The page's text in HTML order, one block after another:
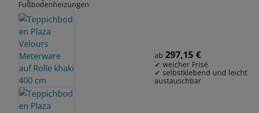
Fußbodenheizungen
Regulärer Preis:
ab 297,15 €
weicher Frisé
selbstklebend und leicht
austauschbar